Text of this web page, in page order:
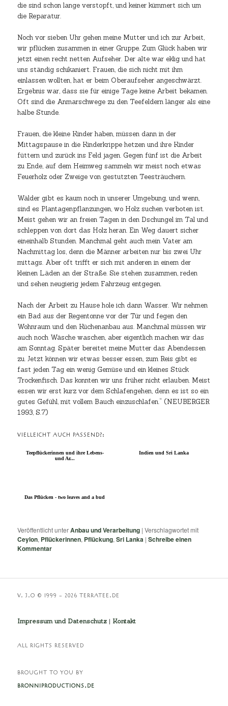
die sind schon lange verstopft, und keiner kümmert sich um
die Reparatur.
Noch vor sieben Uhr gehen meine Mutter und ich zur Arbeit,
wir pflücken zusammen in einer Gruppe. Zum Glück haben wir
jetzt einen recht netten Aufseher. Der alte war eklig und hat
uns ständig schikaniert. Frauen, die sich nicht mit ihm
einlassen wollten, hat er beim Oberaufseher angeschwärzt.
Ergebnis war, dass sie für einige Tage keine Arbeit bekamen.
Oft sind die Anmarschwege zu den Teefeldern länger als eine
halbe Stunde.
Frauen, die kleine Kinder haben, müssen dann in der
Mittagspause in die Kinderkrippe hetzen und ihre Kinder
füttern und zurück ins Feld jagen. Gegen fünf ist die Arbeit
zu Ende, auf dem Heimweg sammeln wir meist noch etwas
Feuerholz oder Zweige von gestutzten Teesträuchern.
Wälder gibt es kaum noch in unserer Umgebung, und wenn,
sind es Plantagenpflanzungen, wo Holz suchen verboten ist.
Meist gehen wir an freien Tagen in den Dschungel im Tal und
schleppen von dort das Holz heran. Ein Weg dauert sicher
eineinhalb Stunden. Manchmal geht auch mein Vater am
Nachmittag los, denn die Männer arbeiten nur bis zwei Uhr
mittags. Aber oft trifft er sich mit anderen in einem der
kleinen Läden an der Straße. Sie stehen zusammen, reden
und sehen neugierig jedem Fahrzeug entgegen.
Nach der Arbeit zu Hause hole ich dann Wasser. Wir nehmen
ein Bad aus der Regentonne vor der Tür und fegen den
Wohnraum und den Küchenanbau aus. Manchmal müssen wir
auch noch Wäsche waschen, aber eigentlich machen wir das
am Sonntag. Später bereitet meine Mutter das Abendessen
zu. Jetzt können wir etwas besser essen, zum Reis gibt es
fast jeden Tag ein wenig Gemüse und ein kleines Stück
Trockenfisch. Das konnten wir uns früher nicht erlauben. Meist
essen wir erst kurz vor dem Schlafengehen, denn es ist so ein
gutes Gefühl, mit vollem Bauch einzuschlafen.“ (NEUBERGER
1993, S.7)
VIELLEICHT AUCH PASSEND?:
Teepflückerinnen und ihre Lebens-
und Ar...
Indien und Sri Lanka
Das Pflücken - two leaves and a bud
Veröffentlicht unterAnbau und Verarbeitung |Verschlagwortet mit
Ceylon, Pflückerinnen, Pflückung,Sri Lanka |Schreibe einen
Kommentar
V. 3.O © 1999 – 2026 TERRATEE.DE
Impressum und Datenschutz | Kontakt
ALL RIGHTS RESERVED
BROUGHT TO YOU BY
BRONNIPRODUCTIONS.DE